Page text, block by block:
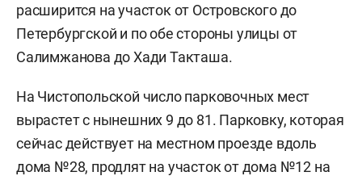
расширится на участок от Островского до
Петербургской и по обе стороны улицы от
Салимжанова до Хади Такташа.
На Чистопольской число парковочных мест
вырастет с нынешних 9 до 81. Парковку, которая
сейчас действует на местном проезде вдоль
дома №28, продлят на участок от дома №12 на